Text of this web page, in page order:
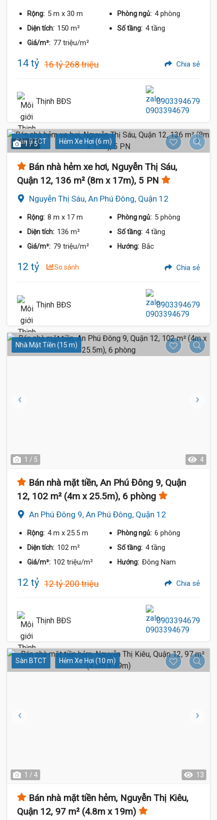
Rộng: 5 m x 30 m Phòng ngủ: 4 phòng
Diện tích: 150 m² Số tầng: 4 tầng
Giá/m²: 77 triệu/m²
14 tỷ 16 tỷ 268 triệu Chia sẻ
Thịnh BĐS 0903394679
Sàn BTCT Hẻm Xe Hơi (6 m)
1 / 5
Bán nhà hẻm xe hơi, Nguyễn Thị Sáu,
Quận 12, 136 m² (8m x 17m), 5 PN
Nguyễn Thị Sáu, An Phú Đông, Quận 12
Rộng: 8 m x 17 m Phòng ngủ: 5 phòng
Diện tích: 136 m² Số tầng: 4 tầng
Giá/m²: 79 triệu/m² Hướng: Bắc
12 tỷ So sánh Chia sẻ
Thịnh BĐS 0903394679
Nhà Mặt Tiền (15 m)
1 / 5 4
Bán nhà mặt tiền, An Phú Đông 9, Quận
12, 102 m² (4m x 25.5m), 6 phòng
An Phú Đông 9, An Phú Đông, Quận 12
Rộng: 4 m x 25.5 m Phòng ngủ: 6 phòng
Diện tích: 102 m² Số tầng: 4 tầng
Giá/m²: 102 triệu/m² Hướng: Đông Nam
12 tỷ 12 tỷ 200 triệu Chia sẻ
Thịnh BĐS 0903394679
Sàn BTCT Hẻm Xe Hơi (10 m)
1 / 4 13
Bán nhà mặt tiền hẻm, Nguyễn Thị Kiêu,
Quận 12, 97 m² (4.8m x 19m)